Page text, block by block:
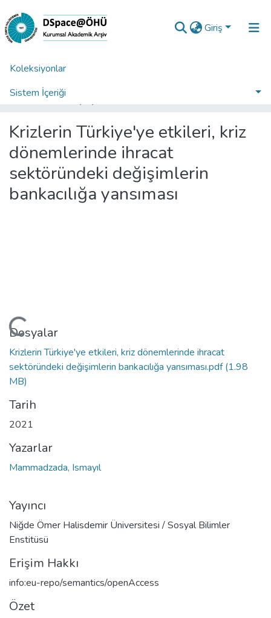
Giriş
Koleksiyonlar
Sistem İçeriği
Analiz
Talep/Soru
Ana Sayfa
Krizlerin Türkiye'ye etkileri, kriz
dönemlerinde ihracat
sektöründeki değişimlerin
bankacılığa yansıması
Dosyalar
Krizlerin Türkiye'ye etkileri, kriz dönemlerinde ihracat
sektöründeki değişimlerin bankacılığa yansıması.pdf(1.98
MB)
Tarih
2021
Yazarlar
Mammadzada, Ismayıl
Yayıncı
Niğde Ömer Halisdemir Üniversitesi / Sosyal Bilimler
Enstitüsü
Erişim Hakkı
info:eu-repo/semantics/openAccess
Özet